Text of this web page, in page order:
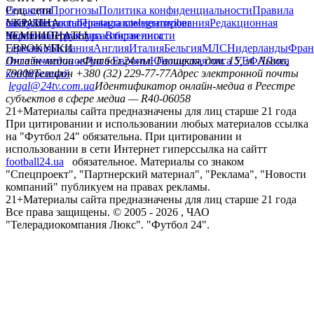
РедакцияПрогнозыПолитика конфиденциальностиПравила
сайтуКонтактыПравила комментированияРедакционная
политикаСтруктура собственности
Соц. сети
facebookxyoutubeinstagramtelegramviber
УКРАИНА
УкраинаПервая лигаВторая лига
ЧЕМПИОНАТЫ
ГерманияИспанияАнглияИталияБельгияМЛСНидерланды
ЕВРОКУБКИ
Лига чемпионовЛига ЕвропыЮношеская лига УЕФАЛига
конференций
Онлайн-медиа «Футбол 24»пл. Галицкая, дом. 15, м. Львов,
79008Телефон +380 (32) 229-77-77Адрес электронной почты
legal@24tv.com.uaИдентификатор онлайн-медиа в Реестре
субъектов в сфере медиа — R40-06058
21+Материалы сайта предназначены для лиц старше 21 года
При цитировании и использовании любых материалов ссылка
на "Футбол 24" обязательна. При цитировании и
использовании в сети Интернет гиперссылка на сайтт
football24.ua
обязательное. Материалы со знаком
"Спецпроект", "Партнерский материал", "Реклама", "Новости
компаний" публикуем на правах рекламы.
21+Материалы сайта предназначены для лиц старше 21 года
Все права защищены. © 2005 - 2026 , ЧАО
"Телерадиокомпания Люкс". "Футбол 24".